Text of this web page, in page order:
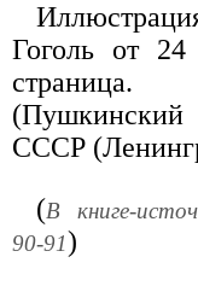
Гоголь от 24
страница.
СССР
(В книге-
90-91)